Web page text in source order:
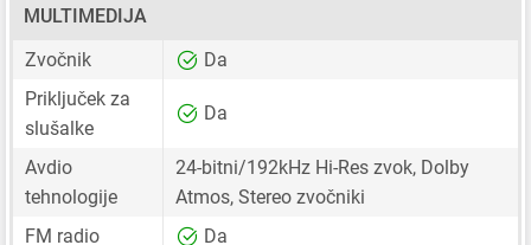
MULTIMEDIJA
Zvočnik
Da
Priključek za
slušalke
Da
Avdio
tehnologije
24-bitni/192kHz Hi-Res zvok, Dolby
Atmos, Stereo zvočniki
FM radio
Da